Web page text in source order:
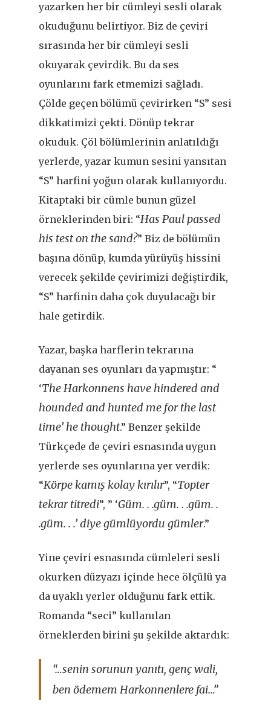
yazarken her bir cümleyi sesli olarak
okuduğunu belirtiyor. Biz de çeviri
sırasında her bir cümleyi sesli
okuyarak çevirdik. Bu da ses
oyunlarını fark etmemizi sağladı.
Çölde geçen bölümü çevirirken “S” sesi
dikkatimizi çekti. Dönüp tekrar
okuduk. Çöl bölümlerinin anlatıldığı
yerlerde, yazar kumun sesini yansıtan
“S” harfini yoğun olarak kullanıyordu.
Kitaptaki bir cümle bunun güzel
örneklerinden biri: “Has Paul passed
his test on the sand?” Biz de bölümün
başına dönüp, kumda yürüyüş hissini
verecek şekilde çevirimizi değiştirdik,
“S” harfinin daha çok duyulacağı bir
hale getirdik.
Yazar, başka harflerin tekrarına
dayanan ses oyunları da yapmıştır: “
‘The Harkonnens have hindered and
hounded and hunted me for the last
time’ he thought.” Benzer şekilde
Türkçede de çeviri esnasında uygun
yerlerde ses oyunlarına yer verdik:
“Körpe kamış kolay kırılır”, “Topter
tekrar titredi”, ” ‘Güm. . .güm. . .güm. .
.güm. . .’ diye gümlüyordu gümler.”
Yine çeviri esnasında cümleleri sesli
okurken düzyazı içinde hece ölçülü ya
da uyaklı yerler olduğunu fark ettik.
Romanda “seci” kullanılan
örneklerden birini şu şekilde aktardık:
“…senin sorunun yanıtı, genç wali,
ben ödemem Harkonnenlere fai…”